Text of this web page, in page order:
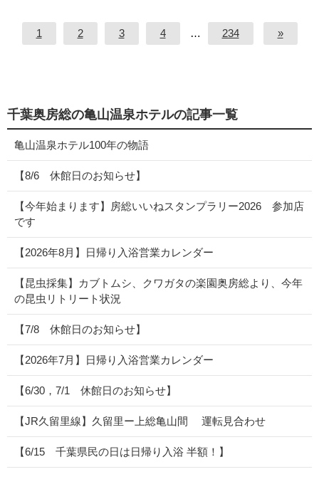
1 2 3 4 … 234 »
千葉奥房総の亀山温泉ホテルの記事一覧
亀山温泉ホテル100年の物語
【8/6 休館日のお知らせ】
【今年始まります】房総いいねスタンプラリー2026 参加店
です
【2026年8月】日帰り入浴営業カレンダー
【昆虫採集】カブトムシ、クワガタの楽園奥房総より、今年
の昆虫リトリート状況
【7/8 休館日のお知らせ】
【2026年7月】日帰り入浴営業カレンダー
【6/30，7/1 休館日のお知らせ】
【JR久留里線】久留里ー上総亀山間 運転見合わせ
【6/15 千葉県民の日は日帰り入浴 半額！】